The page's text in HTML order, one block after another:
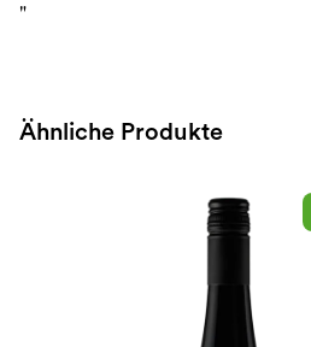
"
Ähnliche Produkte